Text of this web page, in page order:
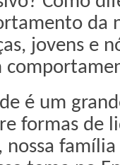
da
jovens e
é um
formas de
nossa